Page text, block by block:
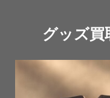
グッズ買